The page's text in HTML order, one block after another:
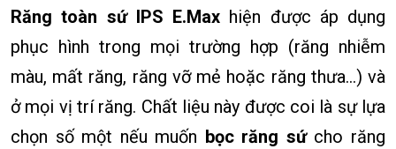
Răng toàn sứ IPS E.Max hiện được áp dụng
phục hình trong mọi trường hợp (răng nhiễm
màu, mất răng, răng vỡ mẻ hoặc răng thưa…) và
ở mọi vị trí răng. Chất liệu này được coi là sự lựa
chọn số một nếu muốn bọc răng sứcho răng